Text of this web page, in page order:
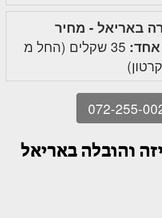
באריאל - מחיר
אחד:
35 שקלים (החל מ
072-255-
והובלה באריאל